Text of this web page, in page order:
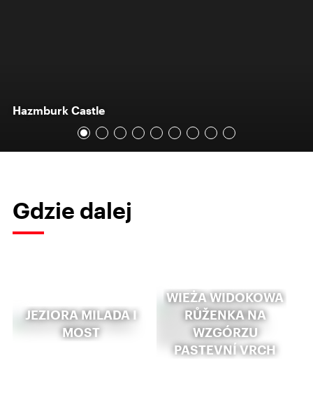
Hazmburk Castle
Gdzie dalej
JEZIORA MILADA I
MOST
WIEŻA WIDOKOWA
RŮŽENKA NA
WZGÓRZU
PASTEVNÍ VRCH